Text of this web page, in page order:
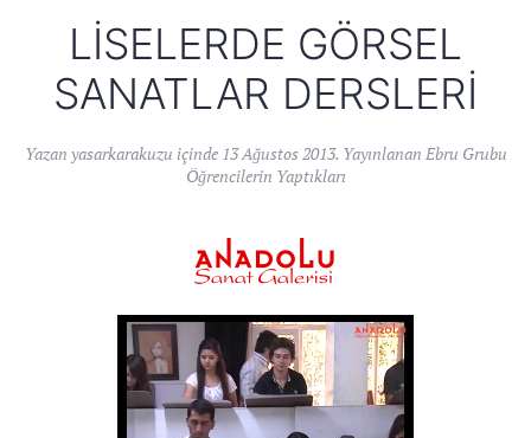
LISELERDE GÖRSEL
SANATLAR DERSLERI
Yazan yasarkarakuzu içinde 13 Ağustos 2013. Yayınlanan Ebru Grubu
Öğrencilerin Yaptıkları